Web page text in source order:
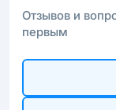
Отзывов и
первым